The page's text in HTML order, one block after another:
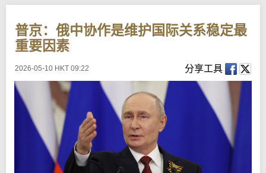
c
普京：俄中协作是维护国际关系稳定最
重要因素
2026-05-10 HKT 09:22 分享工具